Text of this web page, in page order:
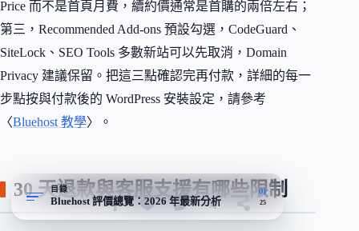
Price 而不是首頁月費，續約價通常是首購的兩倍左右；
第三，Recommended Add-ons 預設勾選，CodeGuard、
SiteLock、SEO Tools 多數新站可以先取消，Domain
Privacy 建議保留。把這三點確認完再付款，詳細的每一
步點按與付款後的 WordPress 安裝設定，請參考
〈Bluehost 教學〉。
30 天退款與客服支援有哪些限制
目錄
Bluehost 評價總覽：2026 年最新分析
01
25